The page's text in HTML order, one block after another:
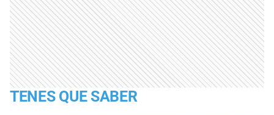
TENES QUE SABER